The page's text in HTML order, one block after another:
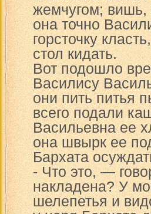
жемчугом; вишь,
она точно
горсточку
стол кидать.
Вот подошло
Василису
они пить питья
всего подали
Васильевна ее
она швырк ее
Бархата
- Что это, —
накладена? У
шелепетья и